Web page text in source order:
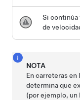
Si continúa
de
NOTA
En carreteras en
determina que
(por ejemplo,